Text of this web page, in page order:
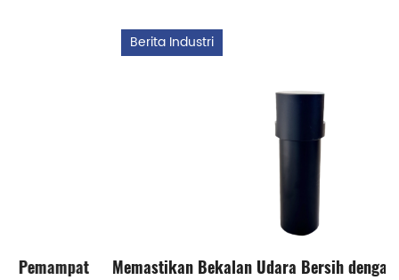
Memastikan Bekalan Udara Bersih dengan Penapis